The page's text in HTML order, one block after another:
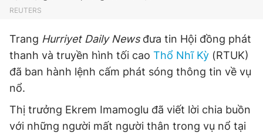
REUTERS
Trang Hurriyet Daily News đưa tin Hội đồng phát
thanh và truyền hình tối cao Thổ Nhĩ Kỳ (RTUK)
đã ban hành lệnh cấm phát sóng thông tin về vụ
nổ.
Thị trưởng Ekrem Imamoglu đã viết lời chia buồn
với những người mất người thân trong vụ nổ tại